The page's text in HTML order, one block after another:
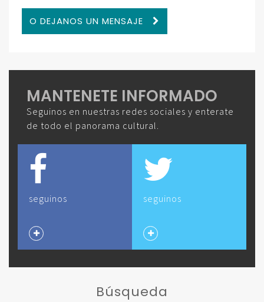
O DEJANOS UN MENSAJE
MANTENETE INFORMADO
Seguinos en nuestras redes sociales y enterate
de todo el panorama cultural.
seguinos seguinos
Búsqueda